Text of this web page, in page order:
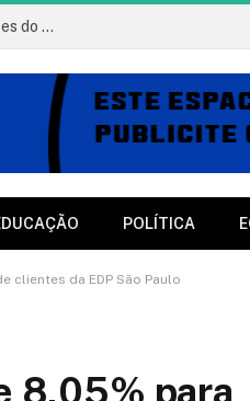
Vitória x Athletico: onde assistir, horário e prováveis escalações do jogo
POLÍTICA
clientes da EDP São Paulo
8,05% para